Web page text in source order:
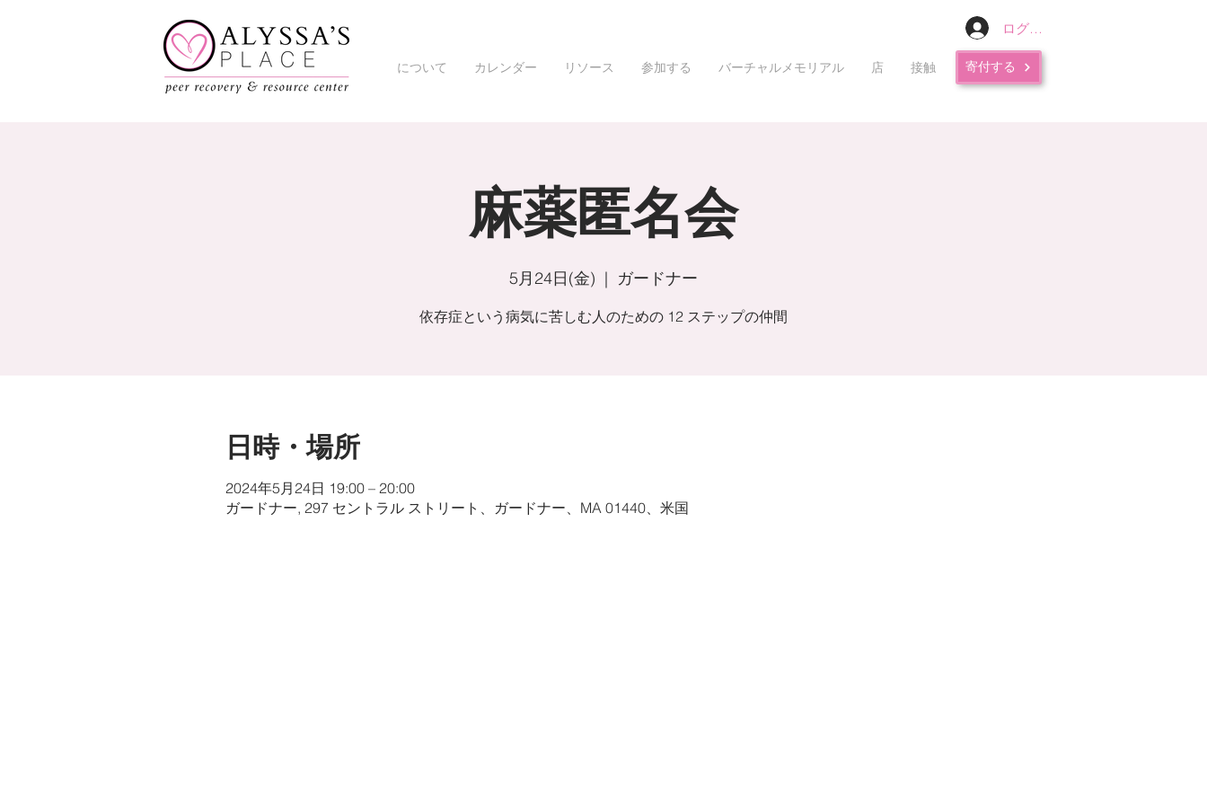
ログイン
について カレンダー リソース 参加する バーチャルメモリアル 店 接触 寄付する
麻薬匿名会
5月24日(金)
  |
ガードナー
依存症という病気に苦しむ人のための 12 ステップの仲間
日時・場所
2024年5月24日 19:00 – 20:00
ガードナー, 297 セントラル ストリート、ガードナー、MA 01440、米国